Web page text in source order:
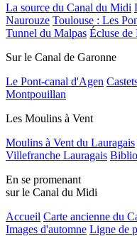
La source du Canal du Midi
Naurouze Toulouse : Les
Tunnel du Malpas Écluse de
Sur le Canal de Garonne
Le Pont-canal d'Agen
Montpouillan
Les Moulins à Vent
Moulins à Vent du Lauragais
Villefranche Lauragais
En se promenant
sur le Canal du Midi
Accueil Carte ancienne du
Images d'automne Ligne de